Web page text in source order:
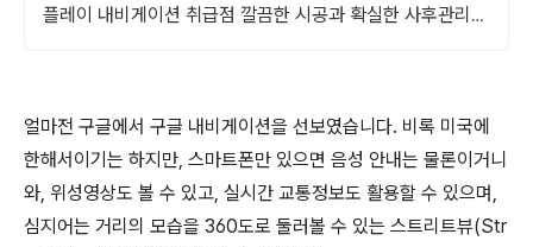
플레이 내비게이션 취급점 깔끔한 시공과 확실한 사후관리
얼마전 구글에서 구글 내비게이션을 선보였습니다. 비록 미국에
한해서이기는 하지만, 스마트폰만 있으면 음성 안내는 물론이거니
와, 위성영상도 볼 수 있고, 실시간 교통정보도 활용할 수 있으며,
심지어는 거리의 모습을 360도로 둘러볼 수 있는 스트리트뷰(Str